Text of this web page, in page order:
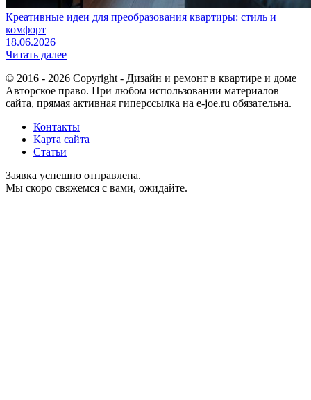
Креативные идеи для преобразования квартиры: стиль и
комфорт
18.06.2026
Читать далее
© 2016 - 2026 Copyright - Дизайн и ремонт в квартире и доме
Авторское право. При любом использовании материалов
сайта, прямая активная гиперссылка на e-joe.ru обязательна.
Контакты
Карта сайта
Статьи
Заявка успешно отправлена.
Мы скоро свяжемся с вами, ожидайте.